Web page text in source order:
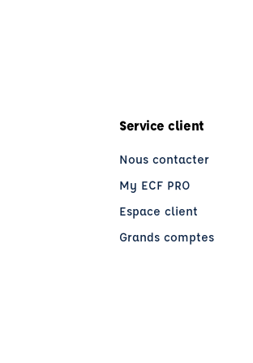
le bon permis poids lourd ?
Service client
Nous contacter
My ECF PRO
Espace client
Grands comptes